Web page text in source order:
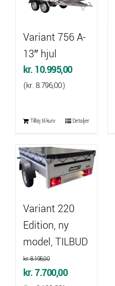
Variant 756 A-
13″ hjul
kr. 10.995,00
(kr.8.796,00)
Tilføj til kurv Detaljer
Variant 220
Edition, ny
model, TILBUD
kr.8.195,00
Den
kr.7.700,00Den